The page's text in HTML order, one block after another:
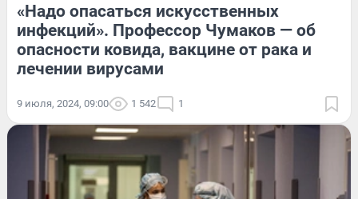
«Надо опасаться искусственных
инфекций». Профессор Чумаков — об
опасности ковида, вакцине от рака и
лечении вирусами
9 июля, 2024, 09:00 1 542 1